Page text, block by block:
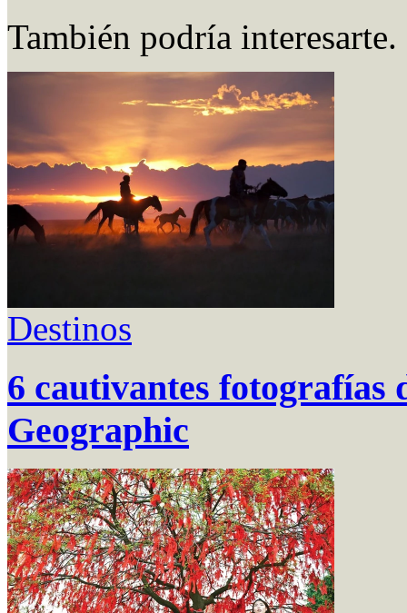
También podría interesarte.
Destinos
6 cautivantes fotografías
Geographic